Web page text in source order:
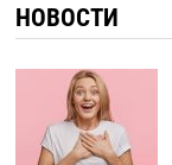
НОВОСТИ